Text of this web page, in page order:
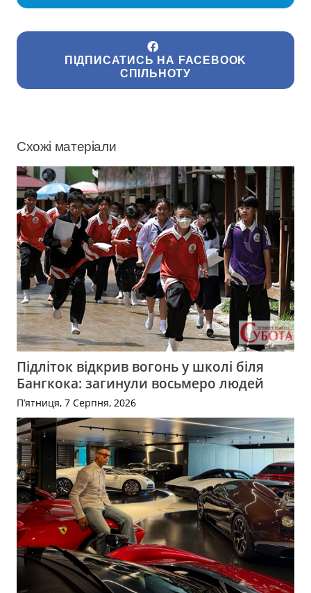
ПІДПИСАТИСЬ НА FACEBOOK
СПІЛЬНОТУ
Схожі матеріали
Підліток відкрив вогонь у школі біля
Бангкока: загинули восьмеро людей
П’ятниця, 7 Серпня, 2026